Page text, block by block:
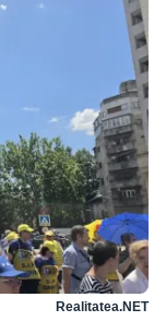
Realitatea.NET